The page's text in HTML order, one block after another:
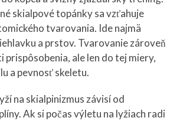
skialpové topánky sa vzťahuje
tvarovania. Ide najmä
a prstov. Tvarovanie zároveň
prispôsobenia, ale len do tej miery,
a pevnosť skeletu.
na skialpinizmus závisí od
Ak si počas výletu na lyžiach radi